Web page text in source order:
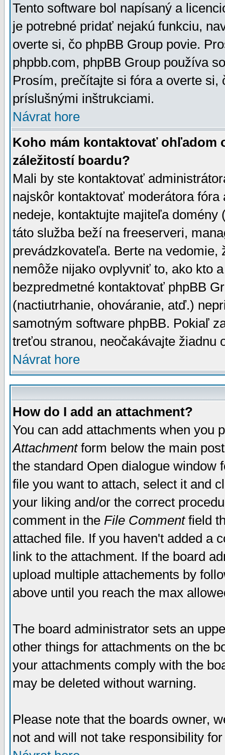
Tento software bol napísaný a
je potrebné pridať nejakú funkciu,
overte si, čo phpBB Group povie.
phpbb.com, phpBB Group používa
Prosím, prečítajte si fóra a overte
príslušnými inštrukciami.
Návrat hore
Koho mám kontaktovať ohľadom
záležitostí boardu?
Mali by ste kontaktovať
najskôr kontaktovať moderátora
nedeje, kontaktujte majiteľa
táto služba beží na freeserveri,
prevádzkovateľa. Berte na
nemôže nijako ovplyvniť to, ako kto
bezpredmetné kontaktovať phpBB
(nactiutrhanie, ohováranie, atď.)
samotným software phpBB. Pokiaľ
treťou stranou, neočakávajte žiadnu
Návrat hore
How do I add an attachment?
You can add attachments when you
Attachmentform below the main
the standard Open dialogue window
file you want to attach, select it and
your liking and/or the correct
comment in the File Commentfield
attached file. If you haven't added a
link to the attachment. If the board
upload multiple attachements by
above until you reach the max
The board administrator sets an
other things for attachments on the
your attachments comply with the
may be deleted without warning.
Please note that the boards owner,
not and will not take responsibility